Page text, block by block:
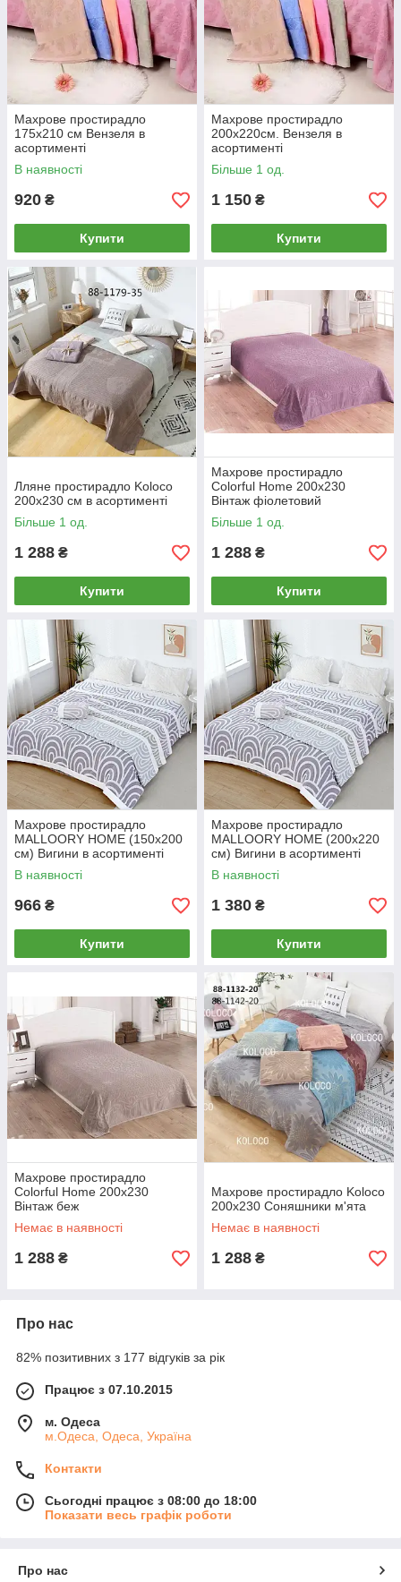
Махрове простирадло
175х210 см Вензеля в
асортименті
В наявності
920 ₴
Купити
Махрове простирадло
200х220см. Вензеля в
асортименті
Більше 1 од.
1 150 ₴
Купити
Лляне простирадло Koloco
200х230 см в асортименті
Більше 1 од.
1 288 ₴
Купити
Махрове простирадло
Colorful Home 200x230
Вінтаж фіолетовий
Більше 1 од.
1 288 ₴
Купити
Махрове простирадло
MALLOORY HOME (150x200
см) Вигини в асортименті
В наявності
966 ₴
Купити
Махрове простирадло
MALLOORY HOME (200x220
см) Вигини в асортименті
В наявності
1 380 ₴
Купити
Махрове простирадло
Colorful Home 200x230
Вінтаж беж
Немає в наявності
1 288 ₴
Махрове простирадло Koloco
200x230 Соняшники м'ята
Немає в наявності
1 288 ₴
Про нас
82% позитивних з 177 відгуків за рік
Працює з 07.10.2015
м. Одеса
м.Одеса, Одеса, Україна
Контакти
Сьогодні працює з 08:00 до 18:00
Показати весь графік роботи
Про нас